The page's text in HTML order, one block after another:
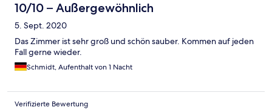
10/10 – Außergewöhnlich
5. Sept. 2020
Das Zimmer ist sehr groß und schön sauber. Kommen auf jeden
Fall gerne wieder.
Schmidt, Aufenthalt von 1 Nacht
Verifizierte Bewertung